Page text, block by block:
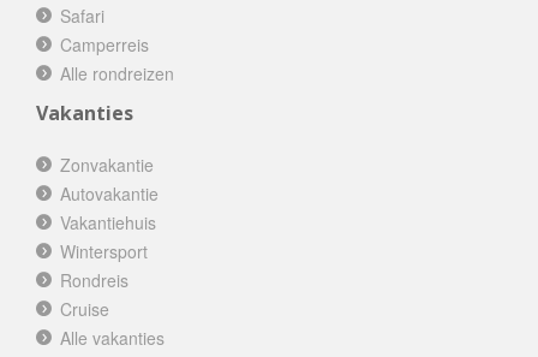
Safari
Camperreis
Alle rondreizen
Vakanties
Zonvakantie
Autovakantie
Vakantiehuis
Wintersport
Rondreis
Cruise
Alle vakanties